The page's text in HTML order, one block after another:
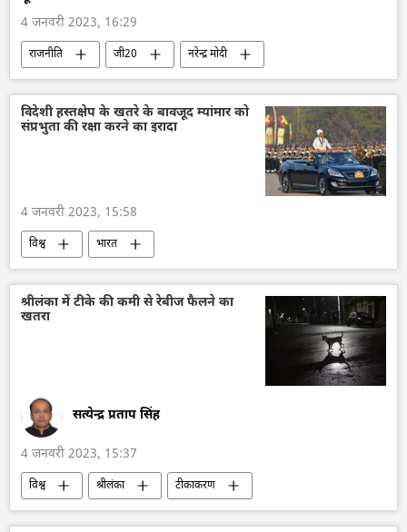
4 जनवरी 2023, 16:29
राजनीति जी20
नरेन्द्र मोदी
गुजरात
विदेशी हस्तक्षेप के खतरे के बावजूद म्यांमार को
संप्रभुता की रक्षा करने का इरादा
4 जनवरी 2023, 15:58
विश्व
भारत
भारत का विदेश मंत्रालय (MEA)
चीन
श्रीलंका में टीके की कमी से रेबीज फैलने का
खतरा
सत्येन्द्र प्रताप सिंह
4 जनवरी 2023, 15:37
विश्व श्रीलंका
टीकाकरण
मानवीय संकट